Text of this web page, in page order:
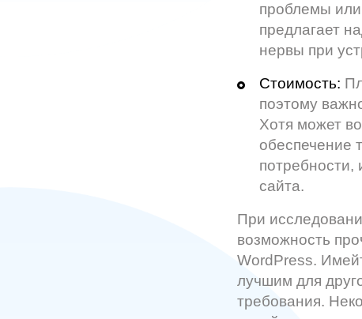
проблемы
предлагает
нервы при
Стоимость:
поэтому
Хотя может
обеспечение
сайта.
При
возможность
WordPress.
лучшим для
требования.